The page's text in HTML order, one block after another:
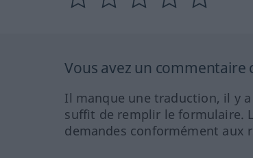
Vous avez un commentaire
Il manque une traduction, il y
suffit de remplir le formulaire.
demandes conformément aux